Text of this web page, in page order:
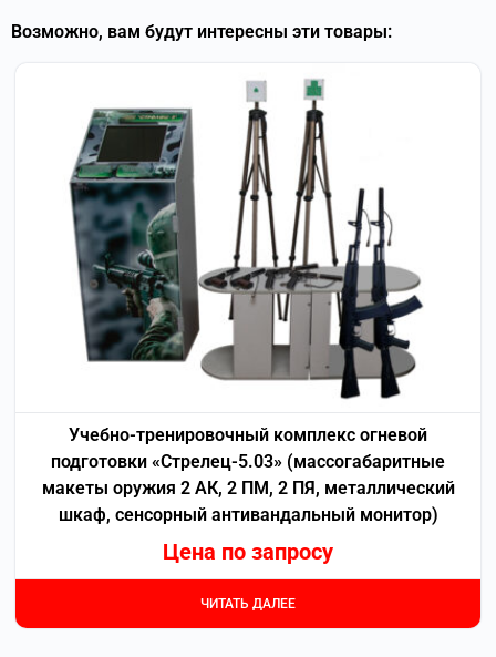
Возможно, вам будут интересны эти товары:
Учебно-тренировочный комплекс огневой
подготовки «Стрелец-5.03» (массогабаритные
макеты оружия 2 АК, 2 ПМ, 2 ПЯ, металлический
шкаф, сенсорный антивандальный монитор)
Цена по запросу
ЧИТАТЬ ДАЛЕЕ